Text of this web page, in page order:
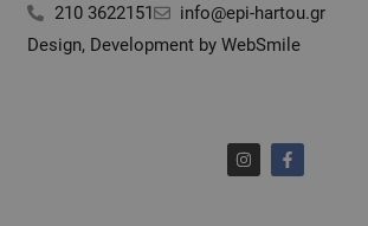
210 3622151
info@epi-hartou.gr
Design, Development by WebSmile
n
s
t
a
c
e